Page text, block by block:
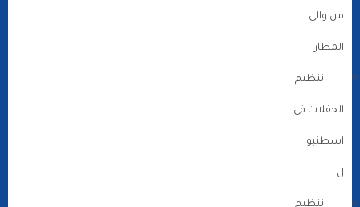
من والى
المطار
تنظيم
الحفلات في
اسطنبو
ل
تنظيم